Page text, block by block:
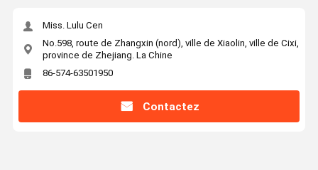
Miss. Lulu Cen
No.598, route de Zhangxin (nord), ville de Xiaolin, ville de Cixi,
province de Zhejiang. La Chine
86-574-63501950
Contactez